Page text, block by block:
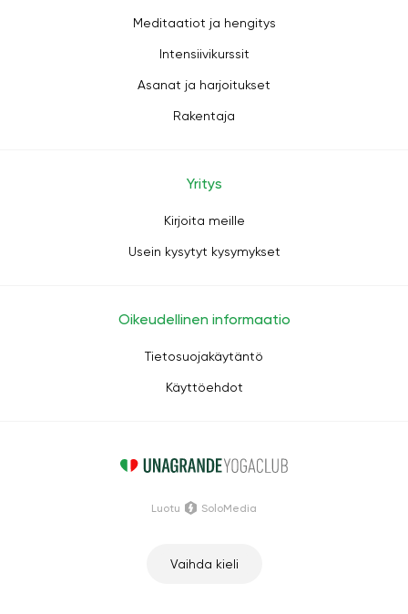
Meditaatiot ja hengitys
Intensiivikurssit
Asanat ja harjoitukset
Rakentaja
Yritys
Kirjoita meille
Usein kysytyt kysymykset
Oikeudellinen informaatio
Tietosuojakäytäntö
Käyttöehdot
Vaihda kieli
Luotu SoloMedia